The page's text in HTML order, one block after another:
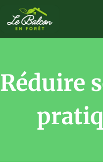
Réduire